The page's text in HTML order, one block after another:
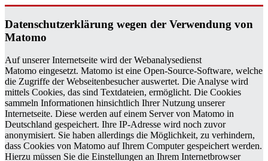
Daten­schutzerklärung wegen der Ver­wen­dung von
Matomo
Auf unserer Internetseite wird der Webanalysedienst
Matomo eingesetzt. Matomo ist eine Open-Source-Software, welche
die Zugriffe der Webseitenbesucher auswertet. Die Analyse wird
mittels Cookies, das sind Textdateien, ermöglicht. Die Cookies
sammeln Informationen hinsichtlich Ihrer Nutzung unserer
Internetseite. Diese werden auf einem Server von Matomo in
Deutschland gespeichert. Ihre IP-Adresse wird noch zuvor
anonymisiert. Sie haben allerdings die Möglichkeit, zu verhindern,
dass Cookies von Matomo auf Ihrem Computer gespeichert werden.
Hierzu müssen Sie die Einstellungen an Ihrem Internetbrowser